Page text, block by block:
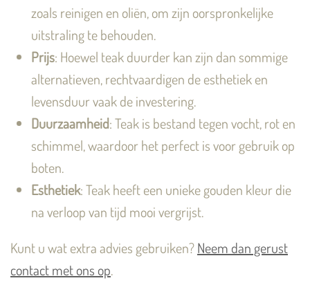
zoals reinigen en oliën, om zijn oorspronkelijke
uitstraling te behouden.
Prijs: Hoewel teak duurder kan zijn dan sommige
alternatieven, rechtvaardigen de esthetiek en
levensduur vaak de investering.
Duurzaamheid: Teak is bestand tegen vocht, rot en
schimmel, waardoor het perfect is voor gebruik op
boten.
Esthetiek: Teak heeft een unieke gouden kleur die
na verloop van tijd mooi vergrijst.
Kunt u wat extra advies gebruiken?Neem dan gerust
contact met ons op.